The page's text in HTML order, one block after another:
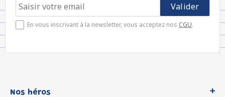
En vous inscrivant à la newsletter, vous acceptez nos CGU.
Nos héros